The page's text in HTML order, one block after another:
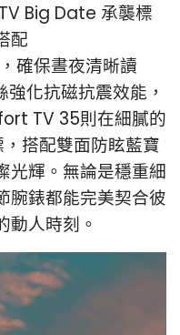
Big Date 承襲標
配
確保晝夜清晰讀
化抗磁抗震效能，
TV 35則在細膩的
搭配雙面防眩藍寶
光輝。無論是穩重細
腕錶都能完美契合彼
動人時刻。